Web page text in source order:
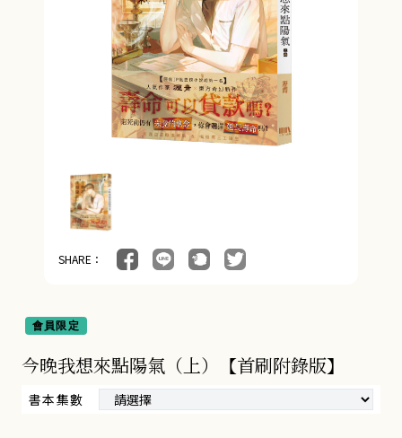
GL百合漫畫 (30)
韓國漫畫 (3)
18+BG小說 (9)
奇幻冒險小說 (4)
漫畫 (56)
周邊商品 (260)
SHARE：
會員限定
今晚我想來點陽氣（上）【首刷附錄版】
書本集數